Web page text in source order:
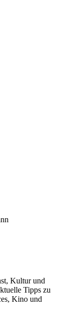
Kultur und
Tipps zu
Kino und